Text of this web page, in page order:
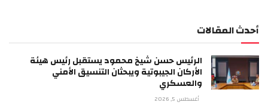
أحدث المقالات
الرئيس حسن شيخ محمود يستقبل رئيس هيئة
الأركان الجيبوتية ويبحثان التنسيق الأمني
والعسكري
أغسطس 5, 2026